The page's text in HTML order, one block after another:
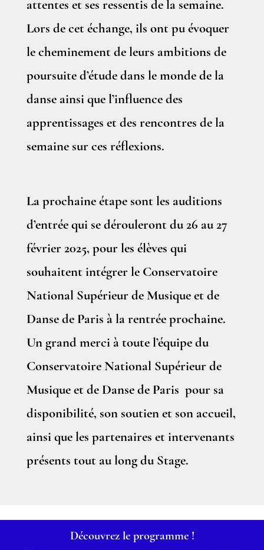
attentes et ses ressentis de la semaine.
Lors de cet échange, ils ont pu évoquer
le cheminement de leurs ambitions de
poursuite d’étude dans le monde de la
danse ainsi que l’influence des
apprentissages et des rencontres de la
semaine sur ces réflexions.
La prochaine étape sont les auditions
d’entrée qui se dérouleront du 26 au 27
février 2025, pour les élèves qui
souhaitent intégrer le Conservatoire
National Supérieur de Musique et de
Danse de Paris à la rentrée prochaine.
Un grand merci à toute l’équipe du
Conservatoire National Supérieur de
Musique et de Danse de Paris pour sa
disponibilité, son soutien et son accueil,
ainsi que les partenaires et intervenants
présents tout au long du Stage.
Découvrez le programme !